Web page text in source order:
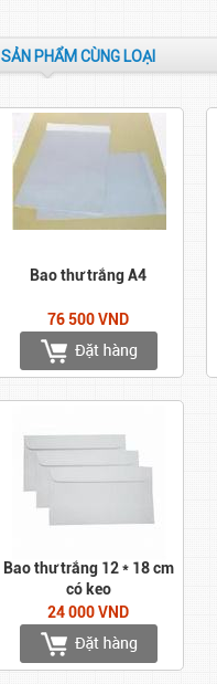
SẢN PHẨM CÙNG LOẠI
Bao thư trắng A4
76 500 VND
Bao thư trắng 12 * 18 cm
có keo
24 000 VND